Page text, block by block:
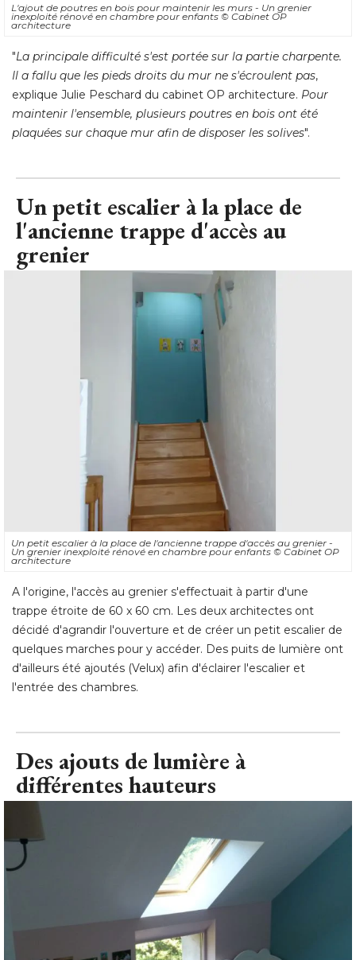
L'ajout de poutres en bois pour maintenir les murs - Un grenier
inexploité rénové en chambre pour enfants © Cabinet OP
architecture
"La principale difficulté s'est portée sur la partie charpente.
Il a fallu que les pieds droits du mur ne s'écroulent pas,
explique Julie Peschard du cabinet OP architecture. Pour
maintenir l'ensemble, plusieurs poutres en bois ont été
plaquées sur chaque mur afin de disposer les solives".
Un petit escalier à la place de
l'ancienne trappe d'accès au
grenier
Un petit escalier à la place de l'ancienne trappe d'accès au grenier -
Un grenier inexploité rénové en chambre pour enfants © Cabinet OP
architecture
A l'origine, l'accès au grenier s'effectuait à partir d'une
trappe étroite de 60 x 60 cm. Les deux architectes ont
décidé d'agrandir l'ouverture et de créer un petit escalier de
quelques marches pour y accéder. Des puits de lumière ont
d'ailleurs été ajoutés (Velux) afin d'éclairer l'escalier et
l'entrée des chambres.
Des ajouts de lumière à
différentes hauteurs